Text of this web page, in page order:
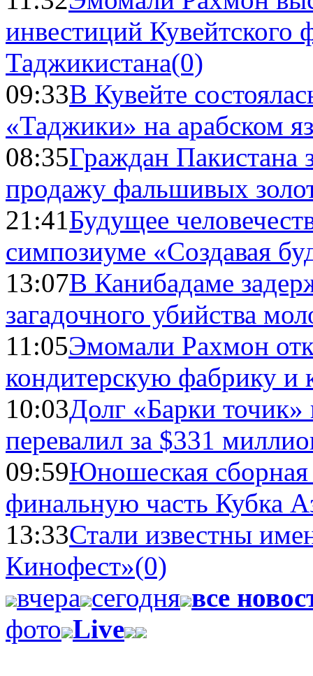
инвестиций Кувейтского
Таджикистана(0)
09:33В Кувейте
«Таджики» на арабском
08:35Граждан Пакистана
продажу фальшивых
21:41Будущее
симпозиуме «Создавая
13:07В Канибадаме
загадочного убийства
11:05Эмомали Рахмон
кондитерскую фабрику и
10:03Долг «Барки
перевалил за $331
09:59Юношеская
финальную часть Кубка
13:33Стали известны
Кинофест»(0)
вчера сегодня все
фото Live